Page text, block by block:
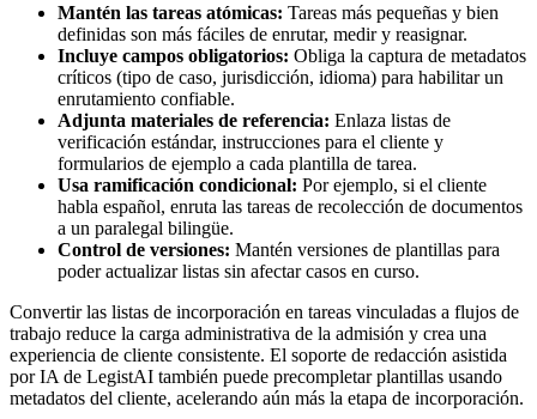
Mantén las tareas atómicas: Tareas más pequeñas y bien
definidas son más fáciles de enrutar, medir y reasignar.
Incluye campos obligatorios: Obliga la captura de metadatos
críticos (tipo de caso, jurisdicción, idioma) para habilitar un
enrutamiento confiable.
Adjunta materiales de referencia: Enlaza listas de
verificación estándar, instrucciones para el cliente y
formularios de ejemplo a cada plantilla de tarea.
Usa ramificación condicional: Por ejemplo, si el cliente
habla español, enruta las tareas de recolección de documentos
a un paralegal bilingüe.
Control de versiones: Mantén versiones de plantillas para
poder actualizar listas sin afectar casos en curso.
Convertir las listas de incorporación en tareas vinculadas a flujos de
trabajo reduce la carga administrativa de la admisión y crea una
experiencia de cliente consistente. El soporte de redacción asistida
por IA de LegistAI también puede precompletar plantillas usando
metadatos del cliente, acelerando aún más la etapa de incorporación.